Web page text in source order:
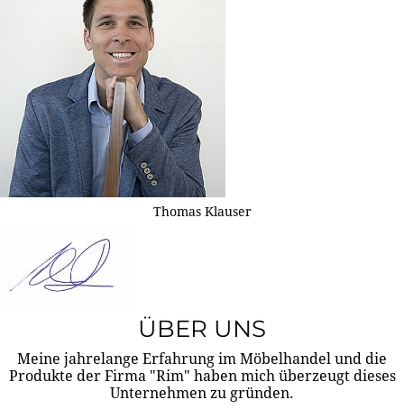
Thomas Klauser
ÜBER UNS
Meine jahrelange Erfahrung im Möbelhandel und die
Produkte der Firma "Rim" haben mich überzeugt dieses
Unternehmen zu gründen.